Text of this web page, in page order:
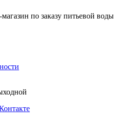
по заказу питьевой воды